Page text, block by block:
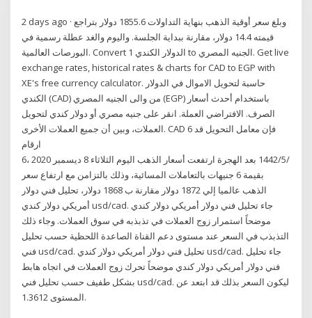
2 days ago · وبلغ سعر أوقية الذهب بنهاية التداولات 1855.6 دولار بتراجع
قيمته 14.4 دولار، مقارنة ببداية الجلسة. واليوم والغد عطلة رسمية في
البورصات العالمية. Convert 1 الدولار الكندي to الجنيه المصري. Get live
exchange rates, historical rates & charts for CAD to EGP with
XE's free currency calculator. حاسبة لتحويل الاموال في الدولار
الكندي (CAD) من والى الجنيه المصري (EGP) باستخدام أحدث أسعار
الصرف. الافتراضي العملة. انقر على جنيه مصري أو دولار كندي لتحويل
العملات، وبين أن جميع العملات الأخرى. CAD فإن معامل التحويل قد 6
ارقام
6‏‏/5‏‏/1442 بعد الهجرة ارتفعت أسعار الذهب اليوم الثلاثاء 8 ديسمبر 2020 ،
بقيمة 6 جنيهات بالتعاملات المسائية، وذلك بالتزامن مع ارتفاع سعر
الذهب عالميا إلي 1872 دولار مقارنة ب 1868 دولار، تحليل فني دولار
أمريكي دولار كندي usd/cad. جاء تحليل فني دولار أمريكي دولار كندي
موضحاً استمرار زوج العملات في تذبذبه في سوق العملات. وجاء ذلك
التذبذب في السعر عند مستوى دعم القناة الصاعدة اللحظية حسب تحليل
فني usd/cad. تحليل فني دولار أمريكي دولار كندي usd/cad. جاء تحليل
فني دولار أمريكي دولار كندي موضحاً تحرك زوج العملات في اتجاه هابط
بشكل طفيف حسب تحليل فني usd/cad. ليكون السعر بذلك قد ابتعد عن
المستوى 1.3612.